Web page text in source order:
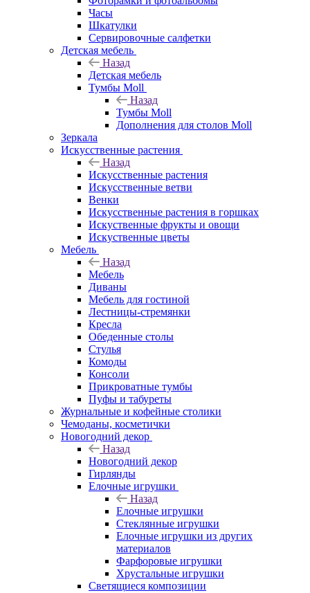
Часы
Шкатулки
Сервировочные салфетки
Детская мебель
Назад
Детская мебель
Тумбы Moll
Назад
Тумбы Moll
Дополнения для столов Moll
Зеркала
Искусственные растения
Назад
Искусственные растения
Искусственные ветви
Венки
Искусственные растения в горшках
Искуственные фрукты и овощи
Искуственные цветы
Мебель
Назад
Мебель
Диваны
Мебель для гостиной
Лестницы-стремянки
Кресла
Обеденные столы
Стулья
Комоды
Консоли
Прикроватные тумбы
Пуфы и табуреты
Журнальные и кофейные столики
Чемоданы, косметички
Новогодний декор
Назад
Новогодний декор
Гирлянды
Елочные игрушки
Назад
Елочные игрушки
Стеклянные игрушки
Елочные игрушки из других
материалов
Фарфоровые игрушки
Хрустальные игрушки
Светящиеся композиции